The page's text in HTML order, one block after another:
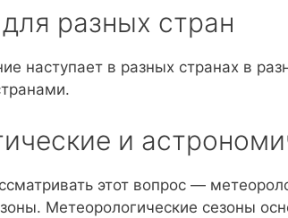
разных стран
наступает в разных странах в
и
этот вопрос —
Метеорологические сезоны